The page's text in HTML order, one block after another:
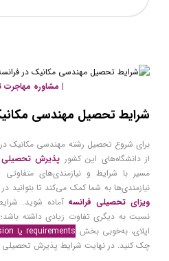
| مشاوره
شرایط تحصیل مهندسی
برای شروع تحصیل رشته مهندسی مکانیک
از دانشگاه‌های این کشور پذیرش تحصیلی
مسیر با شرایط و نیازمندی‌های
نیازمندی‌ها به شما کمک می‌کند تا بتوانید
ویزای تحصیلی فرانسه آماده شوید.
نسبت به دیگری تفاوت زیادی داشته
اپلای، به‌خوبی بخش requirements یا admission
چک کنید. در نهایت شرایط پذیرش تحصیلی